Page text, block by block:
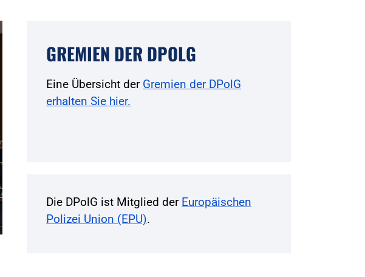
GREMIEN DER DPOLG
Eine Übersicht der Gremien der DPolG
erhalten Sie hier.
Die DPolG ist Mitglied der Europäischen
Polizei Union (EPU).